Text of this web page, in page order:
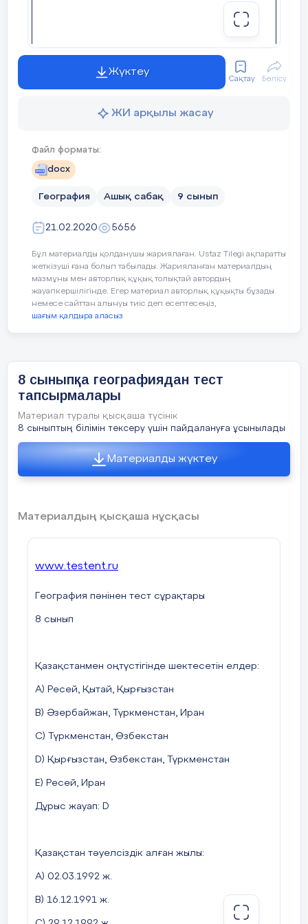
Жүктеу
Сақтау Бөлісу
ЖИ арқылы жасау
Файл форматы:
docx
География Ашық сабақ 9 сынып
21.02.2020 5656
Бұл материалды қолданушы жариялаған. Ustaz Tilegi ақпаратты
жеткізуші ғана болып табылады. Жарияланған материалдың
мазмұны мен авторлық құқық толықтай автордың
жауапкершілігінде. Егер материал авторлық құқықты бұзады
немесе сайттан алынуы тиіс деп есептесеңіз,
шағым қалдыра аласыз
8 сыныпқа географиядан тест
тапсырмалары
Материал туралы қысқаша түсінік
8 сыныптың білімін тексеру үшін пайдалануға ұсынылады
Материалды жүктеу
Материалдың қысқаша нұсқасы
www.testent.ru
География пәнінен тест сұрақтары
8 сынып
Қазақстанмен оңтүстігінде шектесетін елдер:
A) Ресей, Қытай, Қырғызстан
B) Әзербайжан, Түркменстан, Иран
C) Түркменстан, Өзбекстан
D) Қырғызстан, Өзбекстан, Түркменстан
E) Ресей, Иран
Дұрыс жауап: D
Қазақстан тәуелсіздік алған жылы:
A) 02.03.1992 ж.
B) 16.12.1991 ж.